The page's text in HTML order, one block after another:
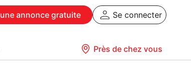
une annonce gratuite Se connecter
Près de chez vous